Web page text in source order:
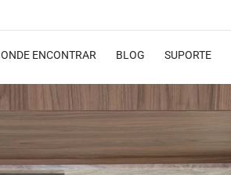
ONDE ENCONTRAR BLOG SUPORTE